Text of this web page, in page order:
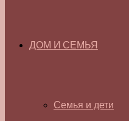
ДОМ И СЕМЬЯ
Семья и дети